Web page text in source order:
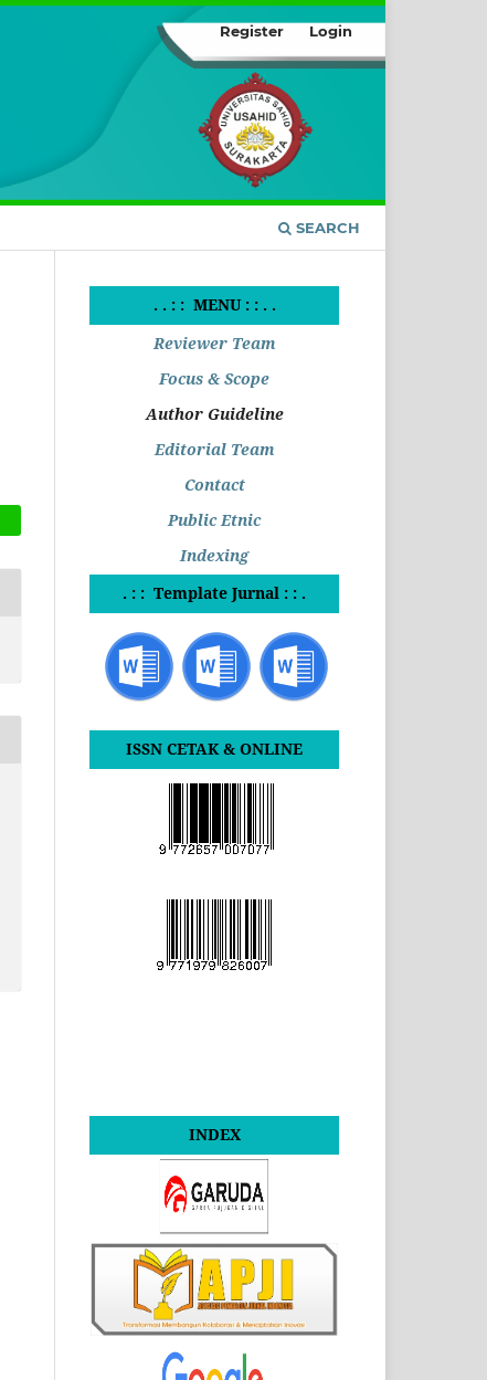
SEARCH
Register Login
. . : : MENU : : . .
Reviewer Team
Focus & Scope
Author Guideline
Editorial Team
Contact
Public Etnic
Indexing
. : : Template Jurnal : : .
ISSN CETAK & ONLINE
INDEX